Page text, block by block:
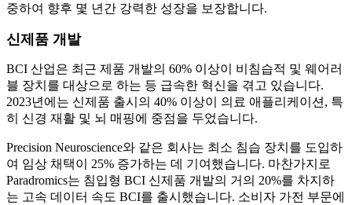
중하여 향후 몇 년간 강력한 성장을 보장합니다.
신제품 개발
BCI 산업은 최근 제품 개발의 60% 이상이 비침습적 및 웨어러
블 장치를 대상으로 하는 등 급속한 혁신을 겪고 있습니다.
2023년에는 신제품 출시의 40% 이상이 의료 애플리케이션, 특
히 신경 재활 및 뇌 매핑에 중점을 두었습니다.
Precision Neuroscience와 같은 회사는 최소 침습 장치를 도입하
여 임상 채택이 25% 증가하는 데 기여했습니다. 마찬가지로
Paradromics는 침입형 BCI 신제품 개발의 거의 20%를 차지하
는 고속 데이터 속도 BCI를 출시했습니다. 소비자 가전 부문에